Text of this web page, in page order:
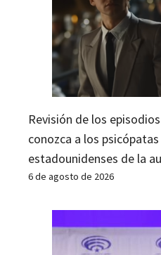
Revisión de los
conozca a los
estadounidenses de la
6 de agosto de 2026